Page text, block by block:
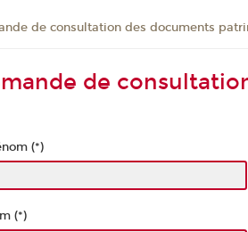
de consultation des documents
de
(*)
(*)